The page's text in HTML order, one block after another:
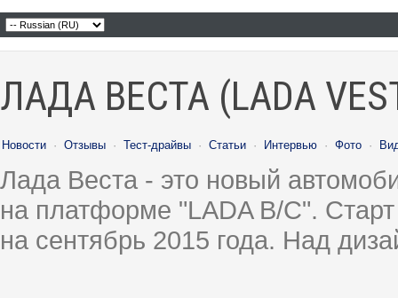
ЛАДА ВЕСТА (LADA
Новости · Отзывы · Тест-драйвы · Статьи · Интервью · Фото ·
Лада Веста - это новый
на платформе "LADA B/C".
на сентябрь 2015 года. Над